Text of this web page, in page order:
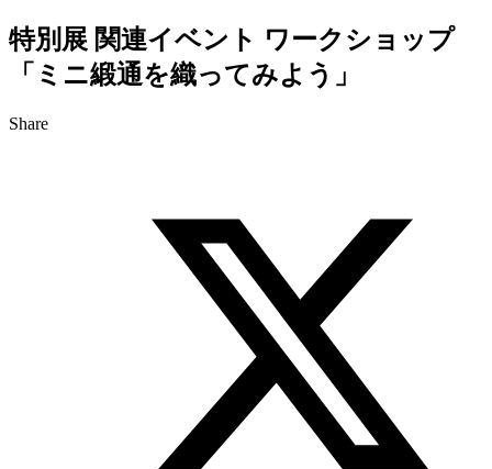
特別 展 関連イベン ト ワーク シ ョ ッ プ
「 ミ ニ緞通を織ってみよ う 」
Share